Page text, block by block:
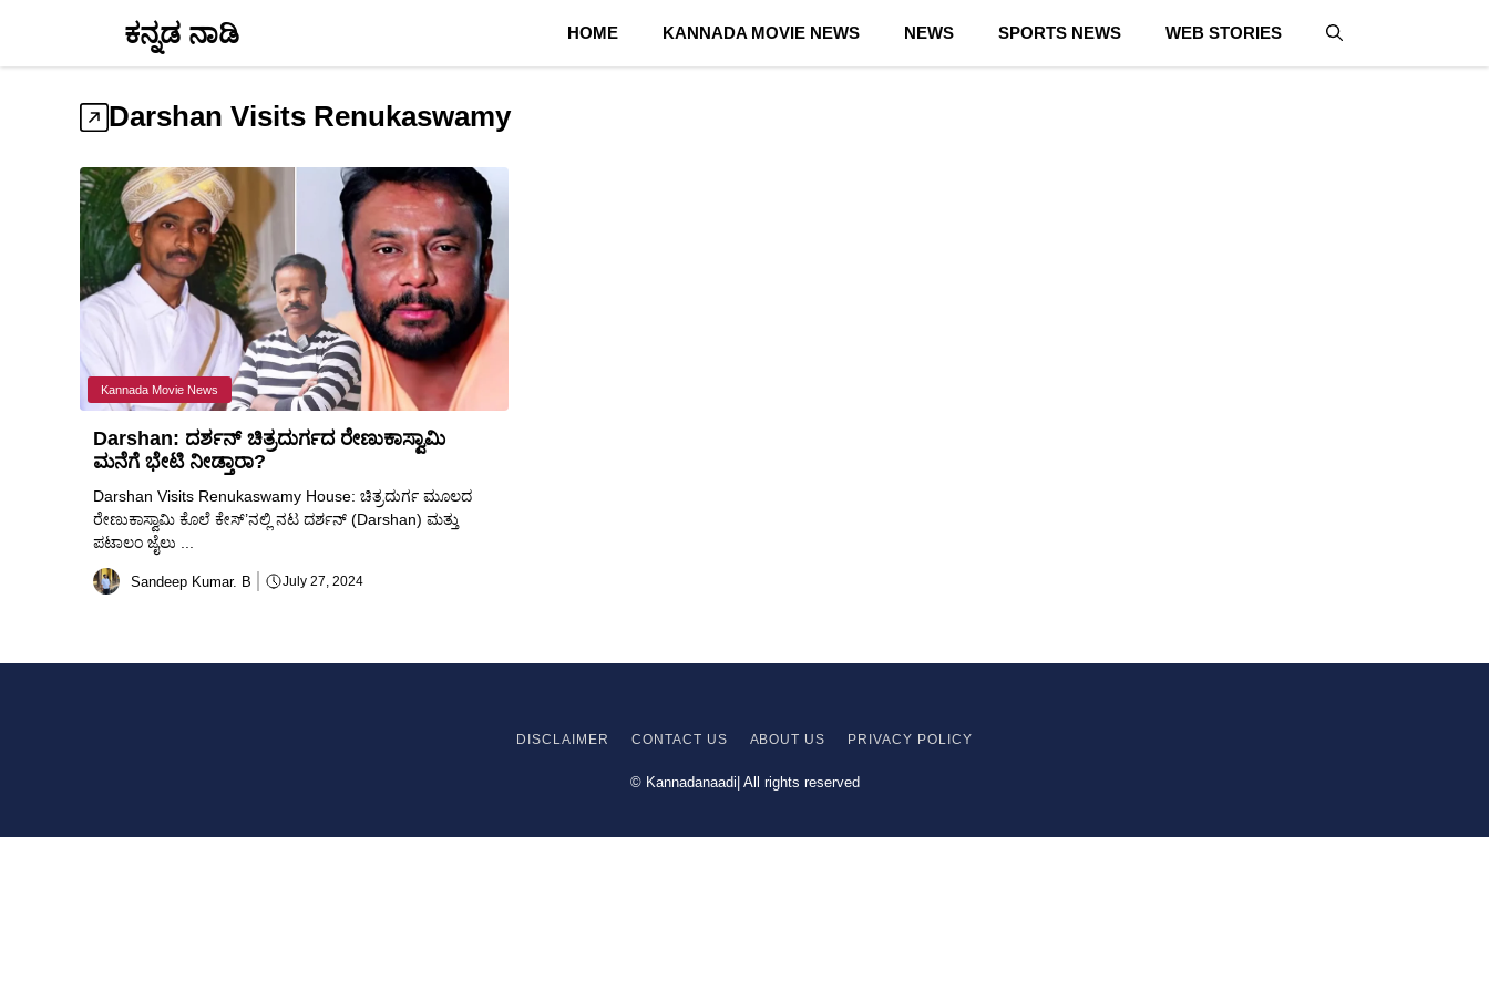
ಕನ್ನಡ ನಾಡಿ HOME KANNADA MOVIE NEWS NEWS SPORTS NEWS WEB STORIES
Darshan Visits Renukaswamy
Kannada Movie News
Darshan: ದರ್ಶನ್ ಚಿತ್ರದುರ್ಗದ ರೇಣುಕಾಸ್ವಾಮಿ
ಮನೆಗೆ ಭೇಟಿ ನೀಡ್ತಾರಾ?
Darshan Visits Renukaswamy House: ಚಿತ್ರದುರ್ಗ ಮೂಲದ
ರೇಣುಕಾಸ್ವಾಮಿ ಕೊಲೆ ಕೇಸ್’ನಲ್ಲಿ ನಟ ದರ್ಶನ್‌ (Darshan) ಮತ್ತು
ಪಟಾಲಂ ‌ಜೈಲು ...
Sandeep Kumar. B July 27, 2024
DISCLAIMER CONTACT US ABOUT US PRIVACY POLICY
© Kannadanaadi| All rights reserved